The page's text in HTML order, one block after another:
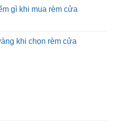
gì khi mua rèm cửa
khi chọn rèm cửa